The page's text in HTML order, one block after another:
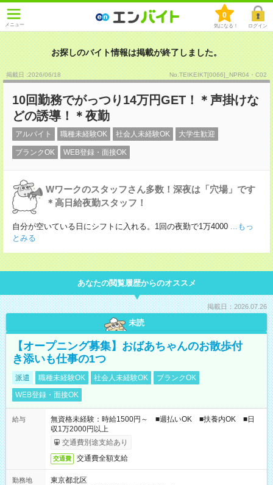
メニュー
0
気になる！ ログイン
お探しのバイト情報は掲載が終了しました。
掲載日 :2026/06/18 No.TEIKEIKT[0066]_NPR04・C02
10回勤務でがっつり14万円GET！＊声掛けな
どの誘導！＊夜勤
アルバイト 職種未経験OK 社会人未経験OK 大学生歓迎
ブランクOK WEB登録・面接OK
Wワークのスタッフさん多数！深夜は「穴場」です
＊高日給夜勤スタッフ！
自分が空いている日にシフトに入れる。1回の夜勤で1万4000 ...もっ
とみる
あなたの閲覧履歴からのオススメ
掲載日：2026.07.26
未読
【オープニング募集】おばあちゃんのお散歩付
き添いも仕事の1つ
派遣 職種未経験OK 社会人未経験OK
ブランクOK
WEB登録・面接OK
給与
無資格未経験：時給1500円～ ■週払いOK ■扶養内OK ■日
収1万2000円以上
交通費別途支給あり
交通費 交通費全額支給
勤務地
東京都北区